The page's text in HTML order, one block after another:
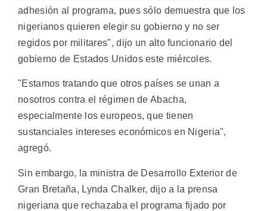
adhesión al programa, pues sólo demuestra que los
nigerianos quieren elegir su gobierno y no ser
regidos por militares", dijo un alto funcionario del
gobierno de Estados Unidos este miércoles.
"Estamos tratando que otros países se unan a
nosotros contra el régimen de Abacha,
especialmente los europeos, que tienen
sustanciales intereses económicos en Nigeria",
agregó.
Sin embargo, la ministra de Desarrollo Exterior de
Gran Bretaña, Lynda Chalker, dijo a la prensa
nigeriana que rechazaba el programa fijado por